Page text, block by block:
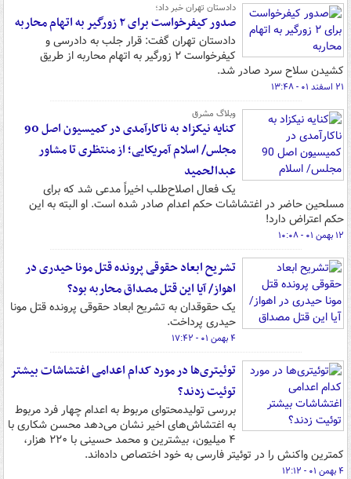
دادستان تهران خبر داد؛
صدور کیفرخواست برای ۲ زورگیر به اتهام محاربه
دادستان تهران گفت: قرار جلب به دادرسی و
کیفرخواست ۲ زورگیر به اتهام محاربه از طریق
کشیدن سلاح سرد صادر شد.
۲۱ اسفند ۰۱ - ۱۳:۴۸
وبلاگ مشرق
کنایه نیکزاد به ناکارآمدی در کمیسیون اصل 90
مجلس/ اسلام آمریکایی؛ از منتظری تا مشاور
عبدالحمید
یک فعال اصلاح‌طلب اخیراً مدعی شد که برای
مسلحین حاضر در اغتشاشات حکم اعدام صادر شده است. او البته به این
حکم اعتراض دارد!
۱۲ بهمن ۰۱ - ۱۰:۰۸
تشریح ابعاد حقوقی پرونده قتل مونا حیدری در
اهواز/ آیا این قتل مصداق محاربه بود؟
یک حقوقدان به تشریح ابعاد حقوقی پرونده قتل مونا
حیدری پرداخت.
۴ بهمن ۰۱ - ۱۷:۴۲
توئیتری‌ها در مورد کدام اعدامی اغتشاشات بیشتر
توئیت زدند؟
بررسی تولیدمحتوای مربوط به اعدام چهار فرد مربوط
به اغتشاش‌های اخیر نشان می‌دهد محسن شکاری با
۴ میلیون، بیشترین و محمد حسینی با ۲۲۰ هزار،
کمترین واکنش را در توئیتر فارسی به خود اختصاص داده‌اند.
۴ بهمن ۰۱ - ۱۲:۱۲